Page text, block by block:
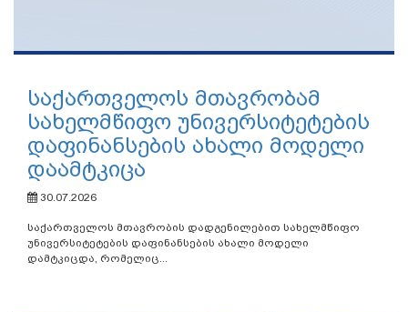
საქართველოს მთავრობამ
სახელმწიფო უნივერსიტეტების
დაფინანსების ახალი მოდელი
დაამტკიცა
30.07.2026
საქართველოს მთავრობის დადგენილებით სახელმწიფო
უნივერსიტეტების დაფინანსების ახალი მოდელი
დამტკიცდა, რომელიც...